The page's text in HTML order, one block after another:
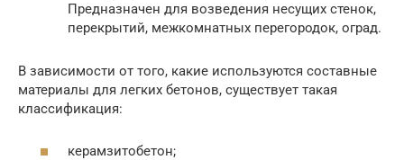
Предназначен для возведения несущих стенок,
перекрытий, межкомнатных перегородок, оград.
В зависимости от того, какие используются составные
материалы для легких бетонов, существует такая
классификация:
керамзитобетон;